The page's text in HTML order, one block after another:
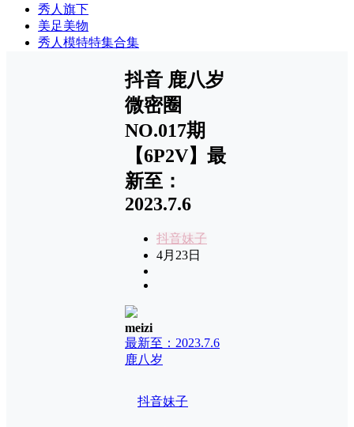
秀人旗下
美足美物
秀人模特特集合集
抖音 鹿八岁
微密圈
NO.017期
【6P2V】最
新至：
2023.7.6
抖音妹子
4月23日
meizi
最新至：2023.7.6
鹿八岁
抖音妹子